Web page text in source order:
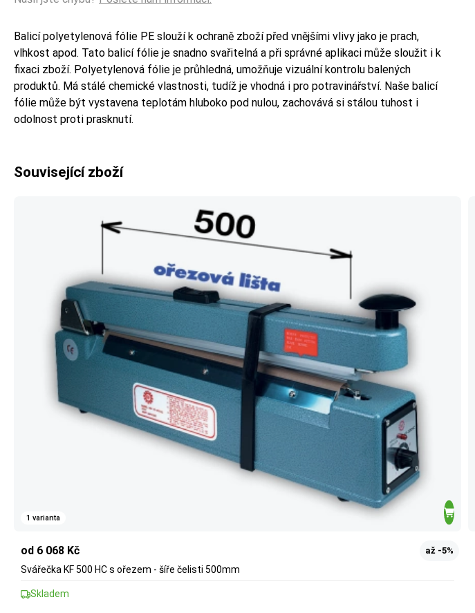
Balicí polyetylenová fólie PE slouží k ochraně zboží před vnějšími vlivy jako je prach,
vlhkost apod. Tato balicí fólie je snadno svařitelná a při správné aplikaci může sloužit i k
fixaci zboží. Polyetylenová fólie je průhledná, umožňuje vizuální kontrolu balených
produktů. Má stálé chemické vlastnosti, tudíž je vhodná i pro potravinářství. Naše balicí
fólie může být vystavena teplotám hluboko pod nulou, zachovává si stálou tuhost i
odolnost proti prasknutí.
Související zboží
1 varianta
od 6 068 Kč až -5%
Svářečka KF 500 HC s ořezem - šíře čelisti 500mm
Skladem